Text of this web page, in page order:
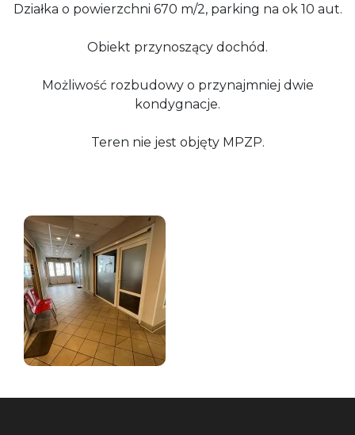
Działka o powierzchni 670 m/2, parking na ok 10 aut.
Obiekt przynoszący dochód.
Możliwość rozbudowy o przynajmniej dwie
kondygnacje.
Teren nie jest objęty MPZP.